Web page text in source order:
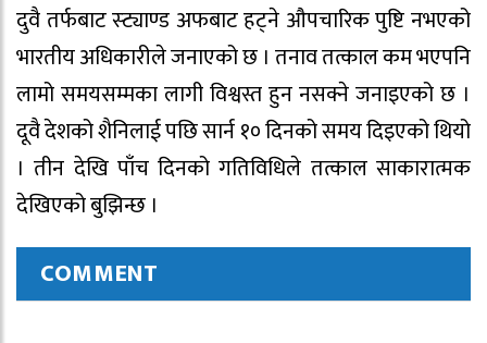
दुवै तर्फबाट स्ट्याण्ड अफबाट हट्ने औपचारिक पुष्टि नभएको
भारतीय अधिकारीले जनाएको छ । तनाव तत्काल कम भएपनि
लामो समयसम्मका लागी विश्वस्त हुन नसक्ने जनाइएको छ ।
दूवै देशको शैनिलाई पछि सार्न १० दिनको समय दिइएको थियो
। तीन देखि पाँच दिनको गतिविधिले तत्काल साकारात्मक
देखिएको बुझिन्छ ।
COMMENT